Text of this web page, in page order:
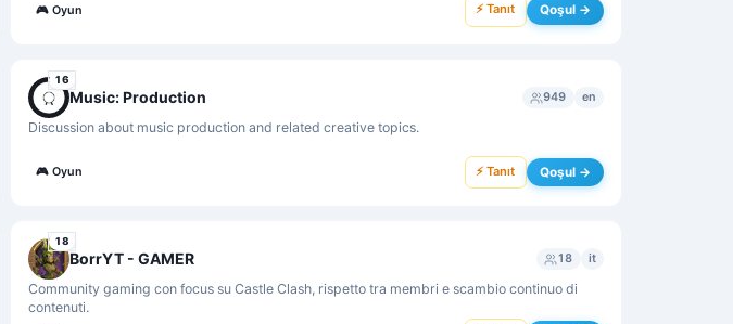
🎮 Oyun ⚡ Tanıt Qoşul →
16
Music: Production 949 en
Discussion about music production and related creative topics.
🎮 Oyun ⚡ Tanıt Qoşul →
18
BorrYT - GAMER 18 it
Community gaming con focus su Castle Clash, rispetto tra membri e scambio continuo di
contenuti.